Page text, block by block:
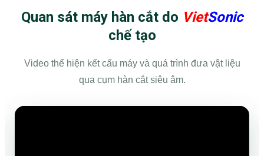
Quan sát máy hàn cắt do VietSonic
chế tạo
Video thể hiện kết cấu máy và quá trình đưa vật liệu
qua cụm hàn cắt siêu âm.